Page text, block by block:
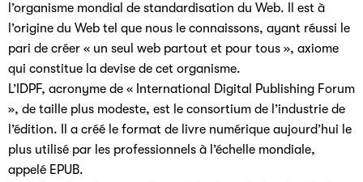
l’organisme mondial de standardisation du Web. Il est à
l’origine du Web tel que nous le connaissons, ayant réussi le
pari de créer « un seul web partout et pour tous », axiome
qui constitue la devise de cet organisme.
L’IDPF, acronyme de « International Digital Publishing Forum
», de taille plus modeste, est le consortium de l’industrie de
l’édition. Il a créé le format de livre numérique aujourd’hui le
plus utilisé par les professionnels à l’échelle mondiale,
appelé EPUB.